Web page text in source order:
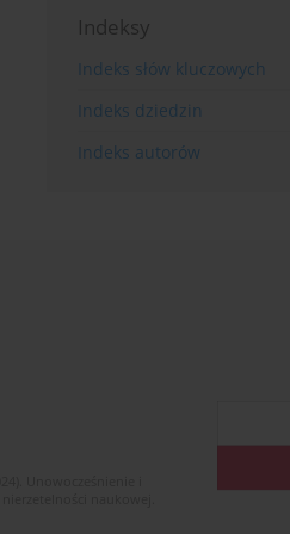
Indeksy
Indeks słów kluczowych
Indeks dziedzin
Indeks autorów